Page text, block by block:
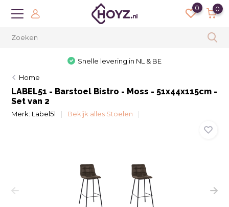
0 0
Snelle levering in NL & BE
Home
LABEL51 - Barstoel Bistro - Moss - 51x44x115cm -
Set van 2
Merk: Label51 Bekijk alles Stoelen